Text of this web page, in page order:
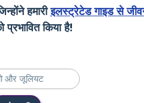
हमारीइलस्ट्रेटेड गाइड से
प्रभावित किया है!